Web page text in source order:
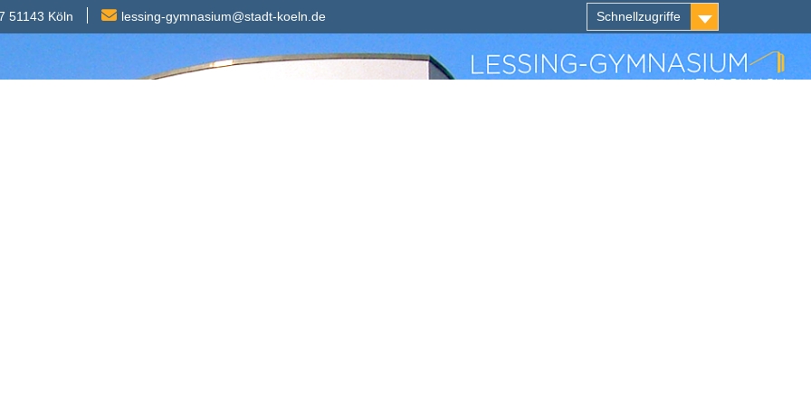
51143 Köln lessing-gymnasium@stadt-koeln.de Schnellzugriffe